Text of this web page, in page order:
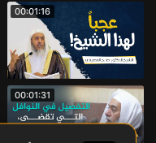
00:01:16
00:01:31